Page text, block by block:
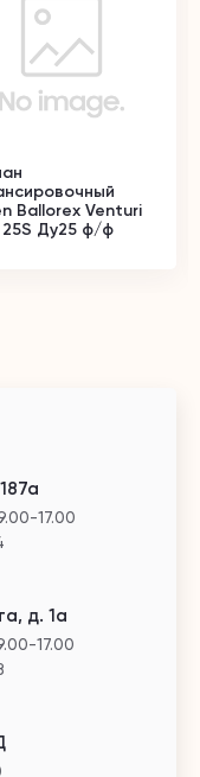
Ballorex Venturi
25S Ду25 ф/ф
17.00
д. 1а
17.00